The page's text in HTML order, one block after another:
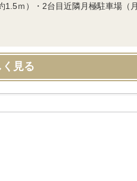
ｍ）・2台目近隣月極駐車場（
見る